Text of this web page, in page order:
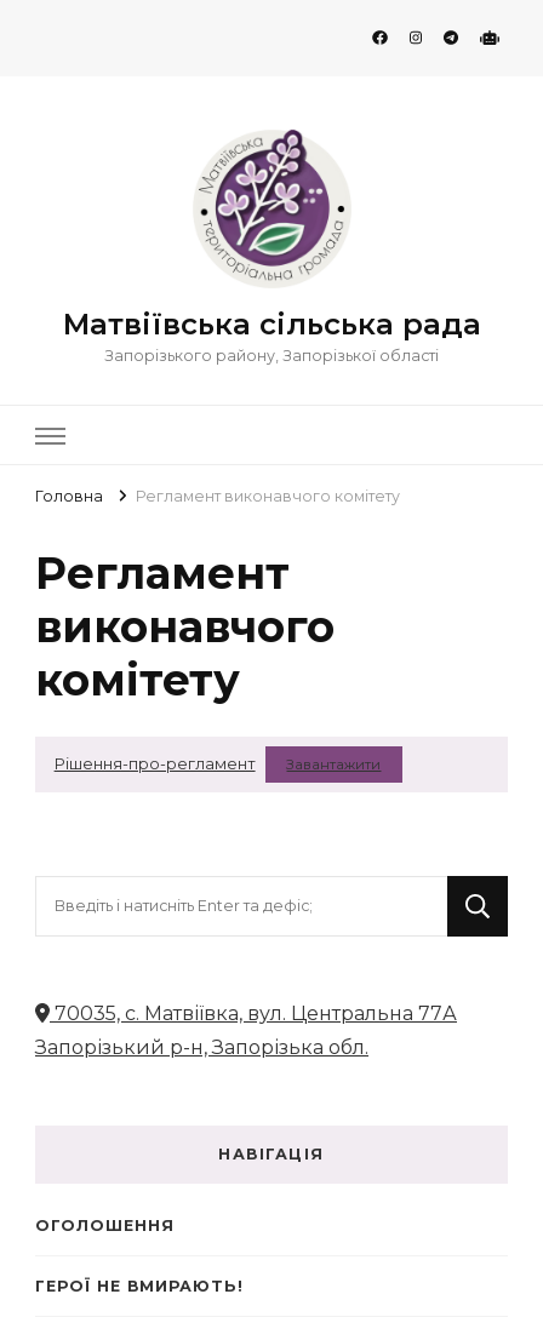
Матвіївська сільська рада
Запорізького району, Запорізької області
Головна Регламент виконавчого комітету
Регламент
виконавчого
комітету
Рішення-про-регламент Завантажити
70035, с. Матвіївка, вул. Центральна 77А
Запорізький р-н, Запорізька обл.
НАВІГАЦІЯ
ОГОЛОШЕННЯ
ГЕРОЇ НЕ ВМИРАЮТЬ!